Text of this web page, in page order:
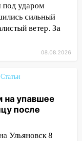
более 10
Ульяновска
на улице
не
под ударом
сильный
ветер. За
08.08.2026
Статьи
на упавшее
после
Ульяновск 8